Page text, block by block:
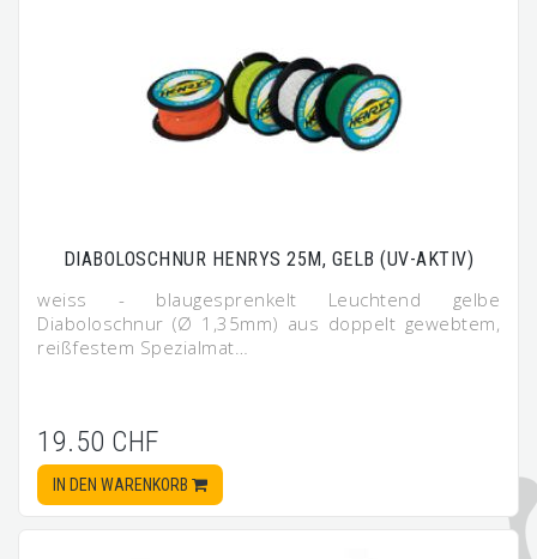
DIABOLOSCHNUR HENRYS 25M, GELB (UV-AKTIV)
weiss - blaugesprenkelt Leuchtend gelbe
Diaboloschnur (Ø 1,35mm) aus doppelt gewebtem,
reißfestem Spezialmat…
19.50 CHF
IN DEN WARENKORB